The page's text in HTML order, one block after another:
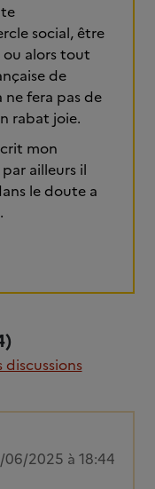
social, être
alors tout
de
fera pas de
rabat joie.
mon
ailleurs il
le doute a
discussions
2025 à 18:44